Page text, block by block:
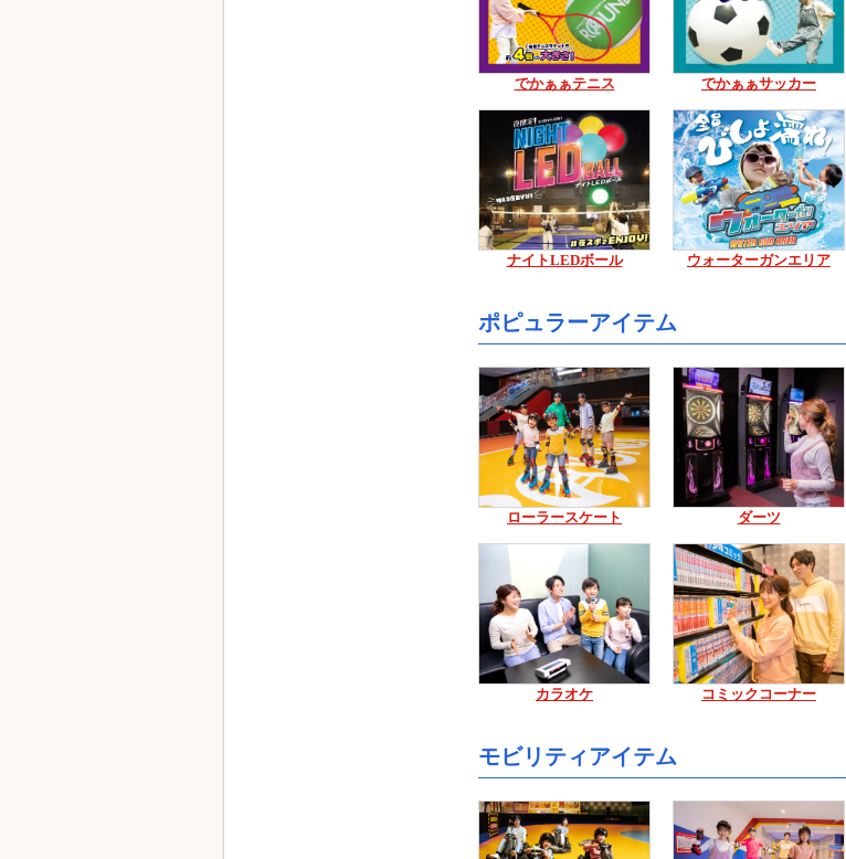
でかぁぁテニス でかぁぁサッカー
ナイトLEDボール ウォーターガンエリア
ポピュラーアイテム
ローラースケート ダーツ
カラオケ コミックコーナー
モビリティアイテム